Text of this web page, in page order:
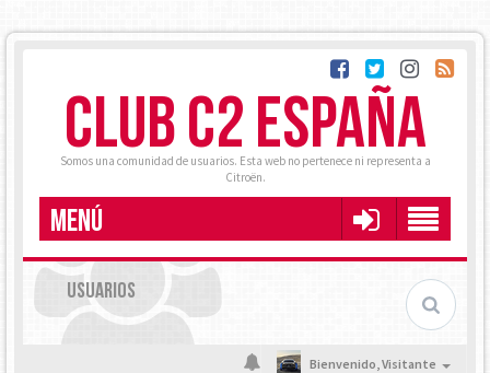
CLUB C2 ESPAÑA
Somos una comunidad de usuarios. Esta web no pertenece ni representa a
Citroën.
MENÚ
USUARIOS
Bienvenido,Visitante